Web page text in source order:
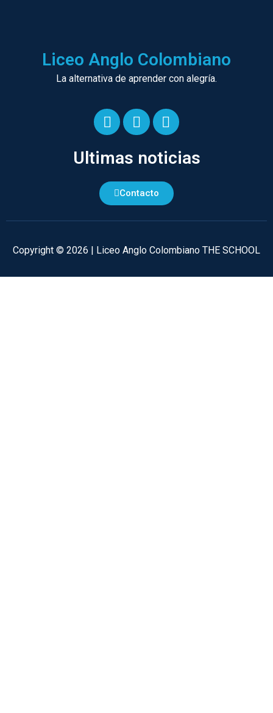
Liceo Anglo Colombiano
La alternativa de aprender con alegría.
F
c
e
b
o
o
-
I
s
t
a
g
r
m
Y
o
u
t
u
b
e
Ultimas noticias
Contacto
Copyright © 2026 | Liceo Anglo Colombiano THE SCHOOL